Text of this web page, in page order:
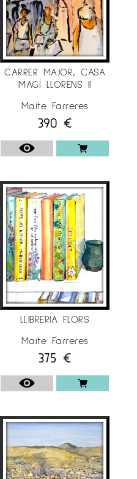
CARRER MAJOR, CASA
MAGÍ LLORENS II
Maite Farreres
390 €
LLIBRERIA FLORS
Maite Farreres
375 €